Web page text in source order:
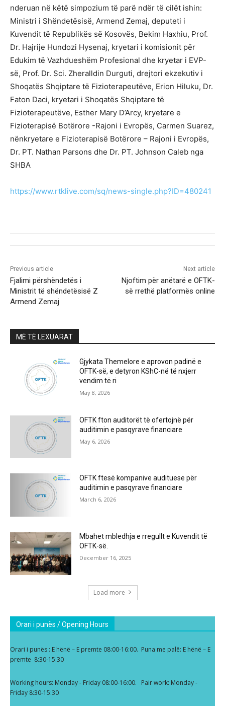
nderuan në këtë simpozium të parë ndër të cilët ishin:
Ministri i Shëndetësisë, Armend Zemaj, deputeti i
Kuvendit të Republikës së Kosovës, Bekim Haxhiu, Prof.
Dr. Hajrije Hundozi Hysenaj, kryetari i komisionit për
Edukim të Vazhdueshëm Profesional dhe kryetar i EVP-
së, Prof. Dr. Sci. Zheralldin Durguti, drejtori ekzekutiv i
Shoqatës Shqiptare të Fizioterapeutëve, Erion Hiluku, Dr.
Faton Daci, kryetari i Shoqatës Shqiptare të
Fizioterapeutëve, Esther Mary D’Arcy, kryetare e
Fizioterapisë Botërore -Rajoni i Evropës, Carmen Suarez,
nënkryetare e Fizioterapisë Botërore – Rajoni i Evropës,
Dr. PT. Nathan Parsons dhe Dr. PT. Johnson Caleb nga
SHBA
https://www.rtklive.com/sq/news-single.php?ID=480241
Previous article
Fjalimi përshëndetës i
Ministrit të shëndetësisë Z
Armend Zemaj
Next article
Njoftim për anëtarë e OFTK-
së rrethë platformës online
MË TË LEXUARAT
Gjykata Themelore e aprovon padinë e
OFTK-së, e detyron KShC-në të nxjerr
vendim të ri
May 8, 2026
OFTK fton auditorët të ofertojnë për
auditimin e pasqyrave financiare
May 6, 2026
OFTK ftesë kompanive audituese për
auditimin e pasqyrave financiare
March 6, 2026
Mbahet mbledhja e rregullt e Kuvendit të
OFTK-së.
December 16, 2025
Load more
Orari i punës / Opening Hours
Orari i punës : E hënë – E premte 08:00-16:00. Puna me palë: E hënë – E
premte 8:30-15:30
Working hours: Monday - Friday 08:00-16:00. Pair work: Monday -
Friday 8:30-15:30